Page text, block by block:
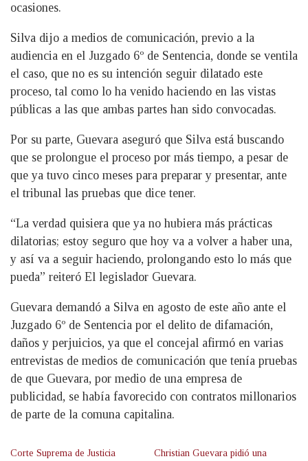
ocasiones.
Silva dijo a medios de comunicación, previo a la
audiencia en el Juzgado 6º de Sentencia, donde se ventila
el caso, que no es su intención seguir dilatado este
proceso, tal como lo ha venido haciendo en las vistas
públicas a las que ambas partes han sido convocadas.
Por su parte, Guevara aseguró que Silva está buscando
que se prolongue el proceso por más tiempo, a pesar de
que ya tuvo cinco meses para preparar y presentar, ante
el tribunal las pruebas que dice tener.
“La verdad quisiera que ya no hubiera más prácticas
dilatorias; estoy seguro que hoy va a volver a haber una,
y así va a seguir haciendo, prolongando esto lo más que
pueda” reiteró El legislador Guevara.
Guevara demandó a Silva en agosto de este año ante el
Juzgado 6º de Sentencia por el delito de difamación,
daños y perjuicios, ya que el concejal afirmó en varias
entrevistas de medios de comunicación que tenía pruebas
de que Guevara, por medio de una empresa de
publicidad, se había favorecido con contratos millonarios
de parte de la comuna capitalina.
Corte Suprema de Justicia
Christian Guevara pidió una